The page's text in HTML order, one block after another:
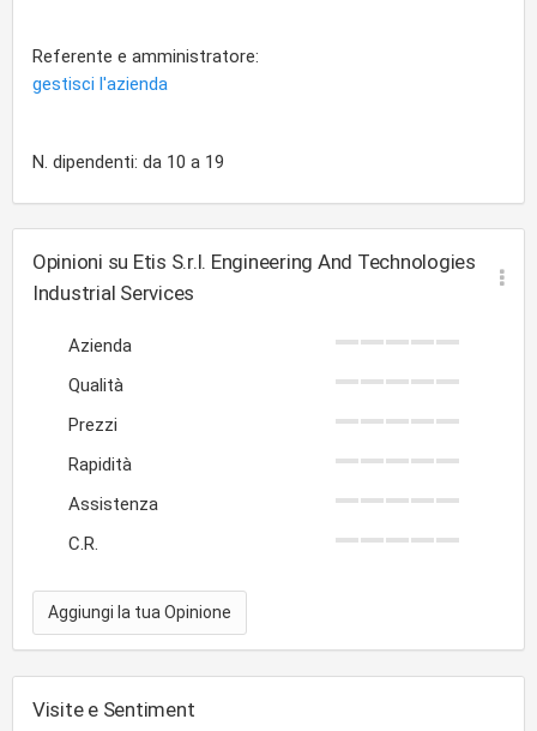
Referente e amministratore:
gestisci l'azienda
N. dipendenti: da 10 a 19
Opinioni su Etis S.r.l. Engineering And Technologies
Industrial Services
Azienda
Qualità
Prezzi
Rapidità
Assistenza
C.R.
Aggiungi la tua Opinione
Visite e Sentiment